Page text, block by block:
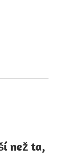
než ta,